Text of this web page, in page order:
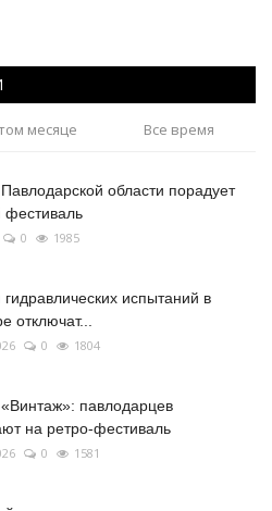
месяце Все время
области порадует
фестиваль
0 1985
испытаний в
отключат...
0 1804
павлодарцев
на ретро-фестиваль
0 1581